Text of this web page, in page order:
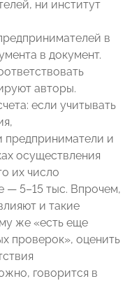
ни институт
в
в документ.
авторы.
если учитывать
и
осуществления
их число
— 5–15 тыс. Впрочем,
и такие
же «есть еще
проверок», оценить
говорится в